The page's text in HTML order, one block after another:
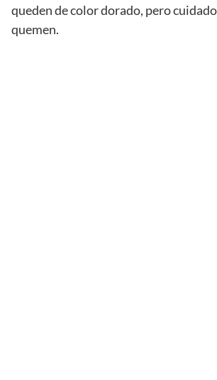
queden de color dorado, pero
quemen.